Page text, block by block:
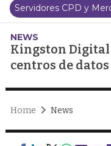
Servidores CPD y
NEWS
Kingston Digital
centros de datos
Home News